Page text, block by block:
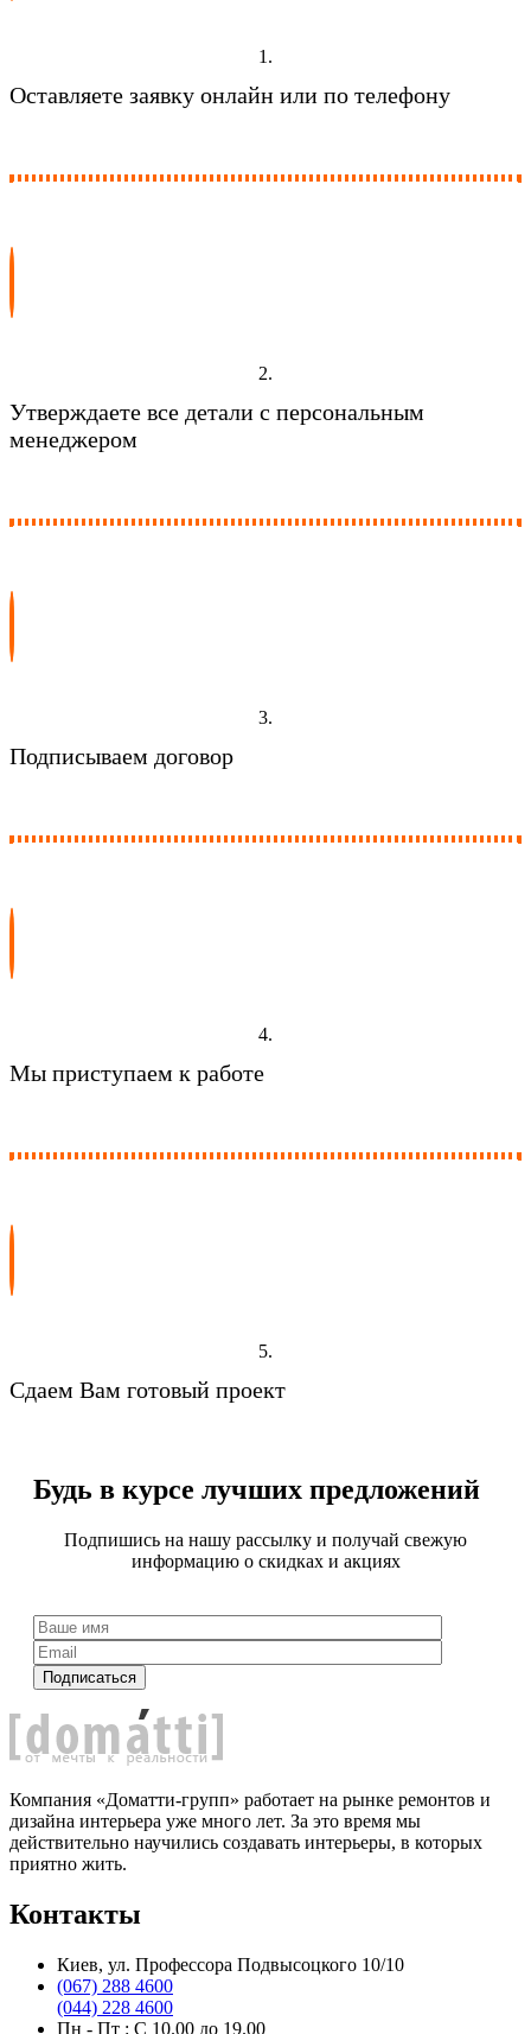
1.
Оставляете заявку онлайн или по телефону
2.
Утверждаете все детали с персональным
менеджером
3.
Подписываем договор
4.
Мы приступаем к работе
5.
Сдаем Вам готовый проект
Будь в курсе лучших предложений
Подпишись на нашу рассылку и получай свежую
информацию о скидках и акциях
Компания «Доматти-групп» работает на рынке ремонтов и
дизайна интерьера уже много лет. За это время мы
действительно научились создавать интерьеры, в которых
приятно жить.
Контакты
Киев, ул. Профессора Подвысоцкого 10/10
(067) 288 4600
(044) 228 4600
Пн - Пт : C 10.00 до 19.00